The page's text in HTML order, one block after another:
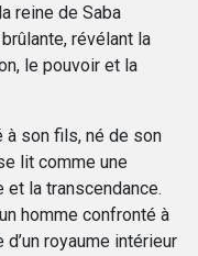
reine de Saba
révélant la
le pouvoir et la
à son fils, né de son
lit comme une
la transcendance.
homme confronté à
royaume intérieur